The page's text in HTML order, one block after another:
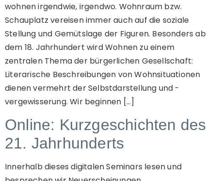
wohnen irgendwie, irgendwo. Wohnraum bzw.
Schauplatz vereisen immer auch auf die soziale
Stellung und Gemütslage der Figuren. Besonders ab
dem 18. Jahrhundert wird Wohnen zu einem
zentralen Thema der bürgerlichen Gesellschaft:
Literarische Beschreibungen von Wohnsituationen
dienen vermehrt der Selbstdarstellung und -
vergewisserung. Wir beginnen […]
Online: Kurzgeschichten des
21. Jahrhunderts
Innerhalb dieses digitalen Seminars lesen und